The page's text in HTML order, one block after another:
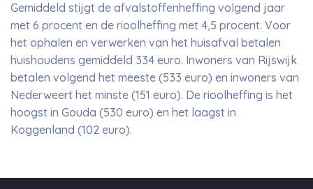
Gemiddeld stijgt de afvalstoffenheffing volgend jaar
met 6 procent en de rioolheffing met 4,5 procent. Voor
het ophalen en verwerken van het huisafval betalen
huishoudens gemiddeld 334 euro. Inwoners van Rijswijk
betalen volgend het meeste (533 euro) en inwoners van
Nederweert het minste (151 euro). De rioolheffing is het
hoogst in Gouda (530 euro) en het laagst in
Koggenland (102 euro).